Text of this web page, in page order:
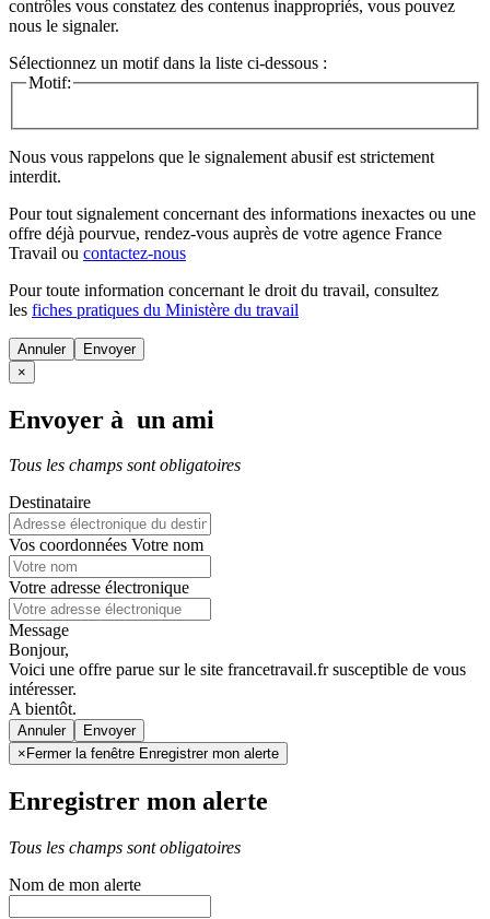
contrôles vous constatez des contenus inappropriés, vous pouvez
nous le signaler.
Sélectionnez un motif dans la liste ci-dessous :
Motif:
Nous vous rappelons que le signalement abusif est strictement
interdit.
Pour tout signalement concernant des informations inexactes ou une
offre déjà pourvue, rendez-vous auprès de votre agence France
Travail ou contactez-nous
Pour toute information concernant le droit du travail, consultez
les fiches pratiques du Ministère du travail
Annuler
×
Envoyer à un ami
Tous les champs sont obligatoires
Destinataire
Vos coordonnées Votre nom
Votre adresse électronique
Message
Bonjour,
Voici une offre parue sur le site francetravail.fr susceptible de vous
intéresser.
A bientôt.
Annuler
× Fermer la fenêtre Enregistrer mon alerte
Enregistrer mon alerte
Tous les champs sont obligatoires
Nom de mon alerte